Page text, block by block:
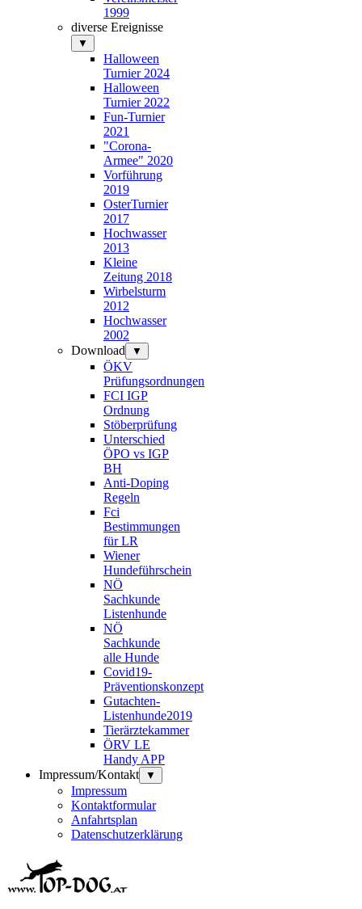
1999
diverse Ereignisse
▼
Halloween
Turnier 2024
Halloween
Turnier 2022
Fun-Turnier
2021
"Corona-
Armee" 2020
Vorführung
2019
OsterTurnier
2017
Hochwasser
2013
Kleine
Zeitung 2018
Wirbelsturm
2012
Hochwasser
2002
Download
▼
ÖKV
Prüfungsordnungen
FCI IGP
Ordnung
Stöberprüfung
Unterschied
ÖPO vs IGP
BH
Anti-Doping
Regeln
Fci
Bestimmungen
für LR
Wiener
Hundeführschein
NÖ
Sachkunde
Listenhunde
NÖ
Sachkunde
alle Hunde
Covid19-
Präventionskonzept
Gutachten-
Listenhunde2019
Tierärztekammer
ÖRV LE
Handy APP
Impressum/Kontakt
▼
Impressum
Kontaktformular
Anfahrtsplan
Datenschutzerklärung